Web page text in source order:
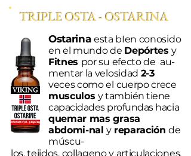
TRIPLE OSTA - OSTARINA
Ostarina esta bIen conosido
en el mundo de Depórtesy
Fitnes por su efecto de au-
mentar la velosidad 2-3
veces como el cuerpo crece
musculosy también tiene
capacidades profundas hacia
quemar mas grasa
abdomi-naly reparaciónde
múscu-
los, tejidos, collageno y articulaciones.